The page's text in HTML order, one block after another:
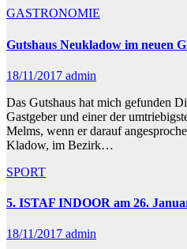
GASTRONOMIE
Gutshaus Neukladow im neuen
18/11/2017 admin
Das Gutshaus hat mich gefunden
Gastgeber und einer der
Melms, wenn er darauf
Kladow, im Bezirk…
SPORT
5. ISTAF INDOOR am 26.
18/11/2017 admin